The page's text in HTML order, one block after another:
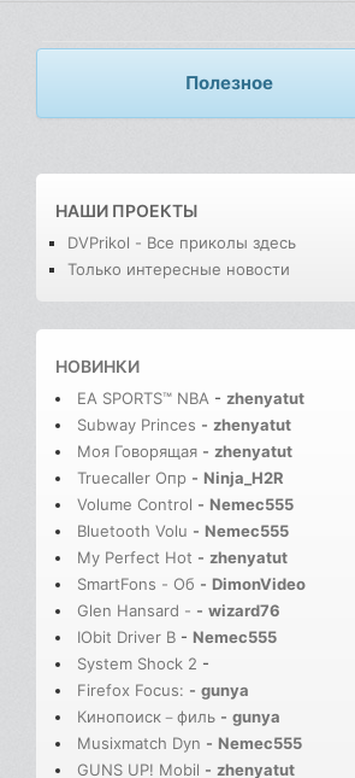
Полезное
НАШИ ПРОЕКТЫ
DVPrikol - Все приколы здесь
Только интересные новости
НОВИНКИ
EA SPORTS™ NBA - zhenyatut
Subway Princes - zhenyatut
Моя Говорящая - zhenyatut
Truecaller Опр - Ninja_H2R
Volume Control - Nemec555
Bluetooth Volu - Nemec555
My Perfect Hot - zhenyatut
SmartFons - Об - DimonVideo
Glen Hansard - - wizard76
IObit Driver B - Nemec555
System Shock 2 -
Firefox Focus: - gunya
Кинопоиск－филь - gunya
Musixmatch Dyn - Nemec555
GUNS UP! Mobil - zhenyatut